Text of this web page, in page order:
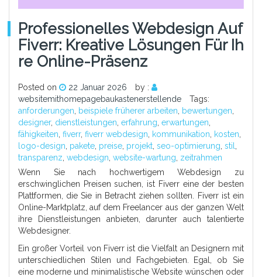
Professionelles Webdesign Auf
Fiverr: Kreative Lösungen Für Ih
Re Online-Präsenz
Posted on 22 Januar 2026
by :
websitemithomepagebaukastenerstellende
Tags:
anforderungen beispiele früherer arbeiten bewertungen
designer, dienstleistungen erfahrung erwartungen
fähigkeiten fiverr, fiverr webdesign kommunikation kosten
logo-design pakete preise projekt seo-optimierung stil
transparenz webdesign website-wartung zeitrahmen
Wenn Sie nach hochwertigem Webdesign zu
erschwinglichen Preisen suchen, ist Fiverr eine der besten
Plattformen, die Sie in Betracht ziehen sollten. Fiverr ist ein
Online-Marktplatz, auf dem Freelancer aus der ganzen Welt
ihre Dienstleistungen anbieten, darunter auch talentierte
Webdesigner.
Ein großer Vorteil von Fiverr ist die Vielfalt an Designern mit
unterschiedlichen Stilen und Fachgebieten. Egal, ob Sie
eine moderne und minimalistische Website wünschen oder